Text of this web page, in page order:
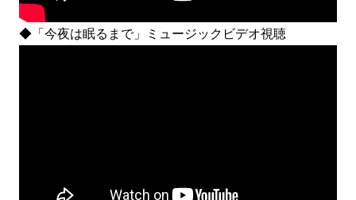
◆「今夜は眠るまで」ミュージックビデオ視聴